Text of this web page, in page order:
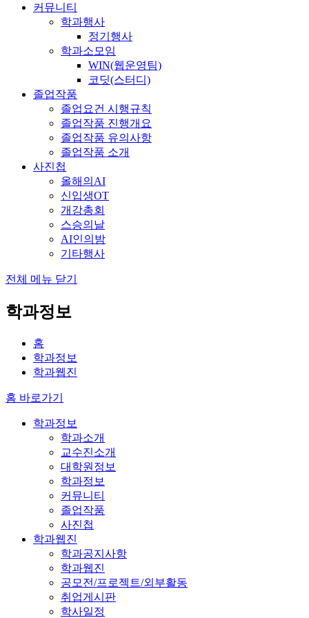
커뮤니티
학과행사
정기행사
학과소모임
WIN(웹운영팀)
코딧(스터디)
졸업작품
졸업요건 시행규칙
졸업작품 진행개요
졸업작품 유의사항
졸업작품 소개
사진첩
올해의AI
신입생OT
개강총회
스승의날
AI인의밤
기타행사
전체 메뉴 닫기
학과정보
홈
학과정보
학과웹진
홈 바로가기
학과정보
학과소개
교수진소개
대학원정보
학과정보
커뮤니티
졸업작품
사진첩
학과웹진
학과공지사항
학과웹진
공모전/프로젝트/외부활동
취업게시판
학사일정